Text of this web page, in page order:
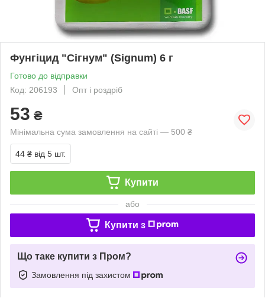
Фунгіцид "Сігнум" (Signum) 6 г
Готово до відправки
Код: 206193
Опт і роздріб
53 ₴
Мінімальна сума замовлення на сайті — 500 ₴
44 ₴ від 5 шт.
Купити
або
Купити з
Що таке купити з Пром?
Замовлення під захистом